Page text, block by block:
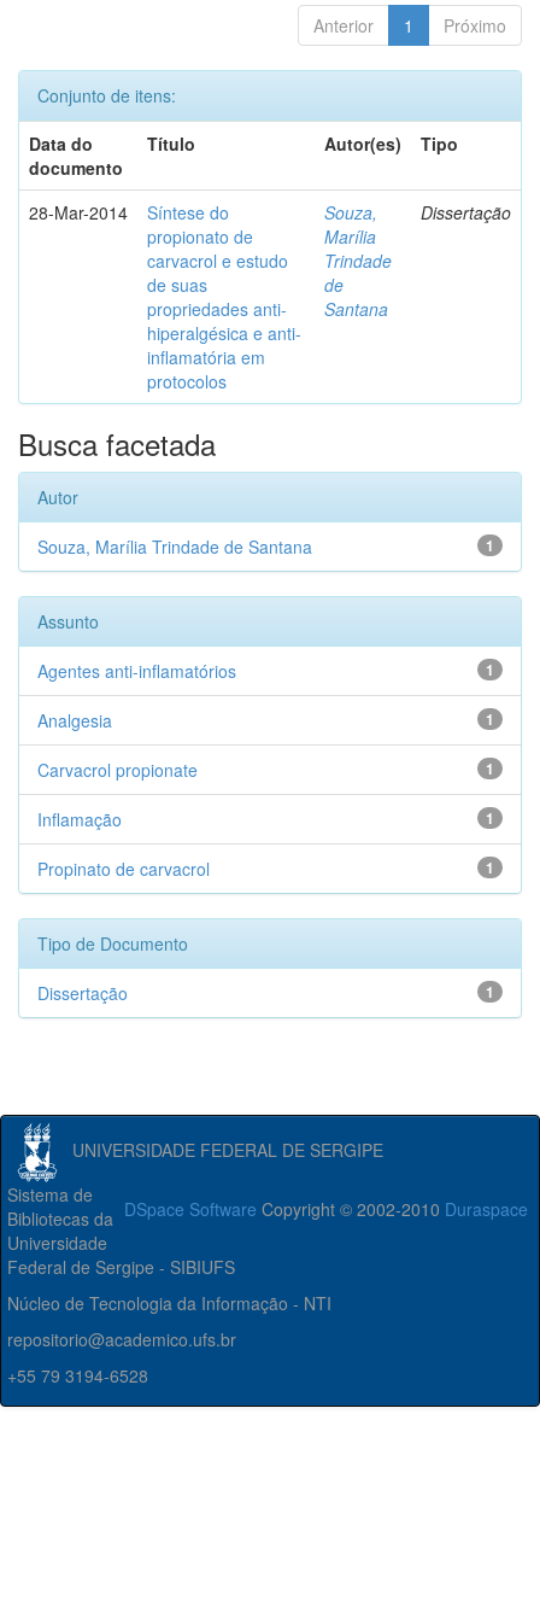
Anterior 1 Próximo
Conjunto de itens:
Data do
documento
Título Autor(es) Tipo
28-Mar-2014
Síntese do
propionato de
carvacrol e estudo
de suas
propriedades anti-
hiperalgésica e anti-
inflamatória em
protocolos
Souza,
Marília
Trindade
de
Santana
Dissertação
Busca facetada
Autor
1
Souza, Marília Trindade de Santana
Assunto
1
Agentes anti-inflamatórios
1
Analgesia
1
Carvacrol propionate
1
Inflamação
1
Propinato de carvacrol
Tipo de Documento
1
Dissertação
UNIVERSIDADE FEDERAL DE SERGIPE
DSpace Software Copyright © 2002-2010 Duraspace
Sistema de
Bibliotecas da
Universidade
Federal de Sergipe - SIBIUFS
Núcleo de Tecnologia da Informação - NTI
repositorio@academico.ufs.br
+55 79 3194-6528